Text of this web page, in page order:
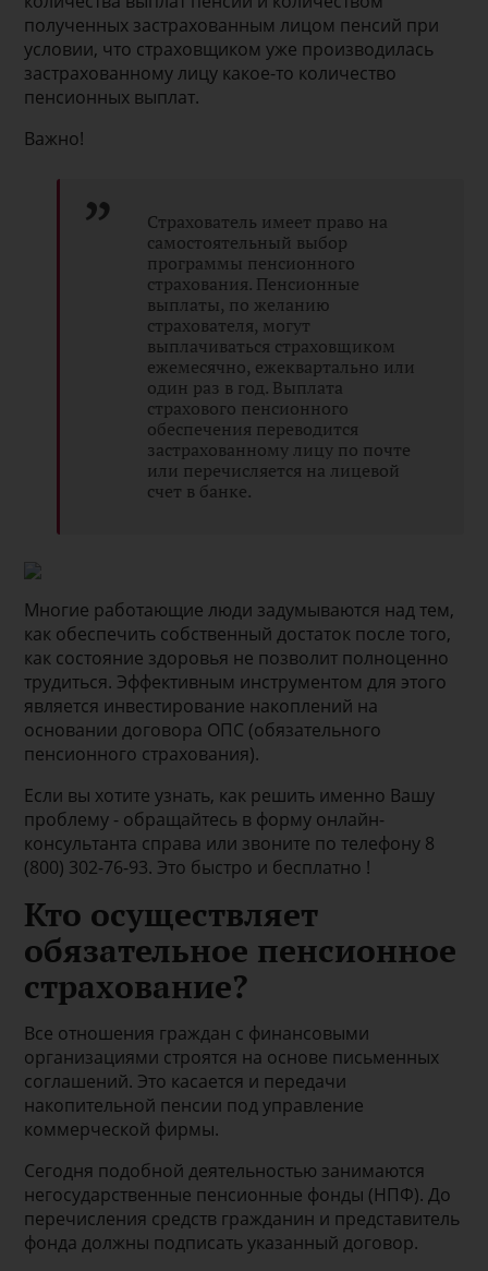
полученных застрахованным лицом пенсий при
условии, что страховщиком уже производилась
застрахованному лицу какое-то количество
пенсионных выплат.
Важно!
Страхователь имеет право на
самостоятельный выбор
программы пенсионного
страхования. Пенсионные
выплаты, по желанию
страхователя, могут
выплачиваться страховщиком
ежемесячно, ежеквартально или
один раз в год. Выплата
страхового пенсионного
обеспечения переводится
застрахованному лицу по почте
или перечисляется на лицевой
счет в банке.
Многие работающие люди задумываются над тем,
как обеспечить собственный достаток после того,
как состояние здоровья не позволит полноценно
трудиться. Эффективным инструментом для этого
является инвестирование накоплений на
основании договора ОПС (обязательного
пенсионного страхования).
Если вы хотите узнать, как решить именно Вашу
проблему - обращайтесь в форму онлайн-
консультанта справа или звоните по телефону 8
(800) 302-76-93. Это быстро и бесплатно !
Кто осуществляет
обязательное пенсионное
страхование?
Все отношения граждан с финансовыми
организациями строятся на основе письменных
соглашений. Это касается и передачи
накопительной пенсии под управление
коммерческой фирмы.
Сегодня подобной деятельностью занимаются
негосударственные пенсионные фонды (НПФ). До
перечисления средств гражданин и представитель
фонда должны подписать указанный договор.